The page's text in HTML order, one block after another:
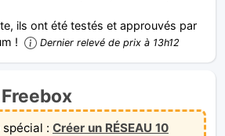
ils ont été testés et approuvés par
!
Dernier relevé de prix à 13h12
: Créer un RÉSEAU 10